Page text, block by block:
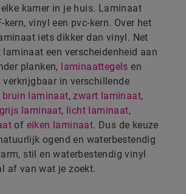
kamer in je huis. Laminaat
kern, vinyl een pvc-kern. Over het
iets dikker dan vinyl. Net
een verscheidenheid aan
planken, laminaattegels en
verkrijgbaar in verschillende
bruin laminaat,zwart laminaat,
grijs laminaat, licht laminaat,
of eiken laminaat. Dus de keuze
ogend en waterbestendig
stil en waterbestendig vinyl
af van wat je zoekt.